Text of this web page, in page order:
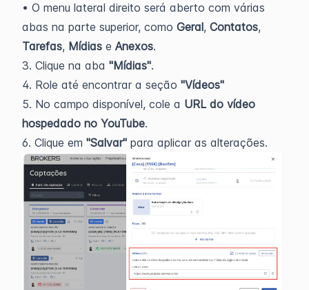
• O menu lateral direito será aberto com várias
abas na parte superior, como Geral, Contatos,
Tarefas, Mídias e Anexos.
3. Clique na aba "Mídias".
4. Role até encontrar a seção "Vídeos"
5. No campo disponível, cole a URL do vídeo
hospedado no YouTube.
6. Clique em "Salvar" para aplicar as alterações.